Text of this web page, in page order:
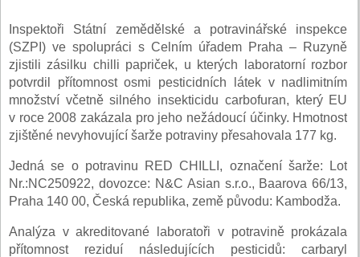
Inspektoři Státní zemědělské a potravinářské inspekce
(SZPI) ve spolupráci s Celním úřadem Praha – Ruzyně
zjistili zásilku chilli papriček, u kterých laboratorní rozbor
potvrdil přítomnost osmi pesticidních látek v nadlimitním
množství včetně silného insekticidu carbofuran, který EU
v roce 2008 zakázala pro jeho nežádoucí účinky. Hmotnost
zjištěné nevyhovující šarže potraviny přesahovala 177 kg.
Jedná se o potravinu RED CHILLI, označení šarže: Lot
Nr.:NC250922, dovozce: N&C Asian s.r.o., Baarova 66/13,
Praha 140 00, Česká republika, země původu: Kambodža.
Analýza v akreditované laboratoři v potravině prokázala
přítomnost reziduí následujících pesticidů: carbaryl